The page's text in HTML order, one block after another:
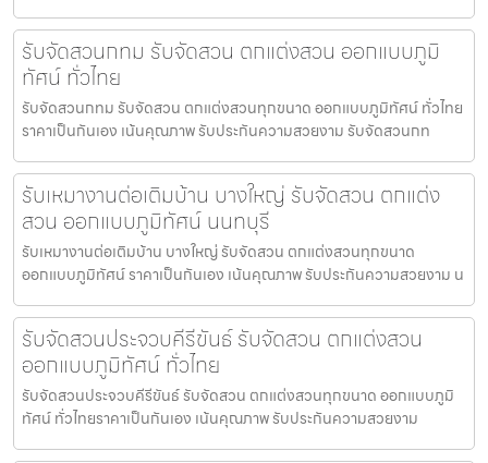
รับจัดสวนกทม รับจัดสวน ตกแต่งสวน ออกแบบภูมิ
ทัศน์ ทั่วไทย
รับจัดสวนกทม รับจัดสวน ตกแต่งสวนทุกขนาด ออกแบบภูมิทัศน์ ทั่วไทย
ราคาเป็นกันเอง เน้นคุณภาพ รับประกันความสวยงาม รับจัดสวนกท
รับเหมางานต่อเติมบ้าน บางใหญ่ รับจัดสวน ตกแต่ง
สวน ออกแบบภูมิทัศน์ นนทบุรี
รับเหมางานต่อเติมบ้าน บางใหญ่ รับจัดสวน ตกแต่งสวนทุกขนาด
ออกแบบภูมิทัศน์ ราคาเป็นกันเอง เน้นคุณภาพ รับประกันความสวยงาม น
รับจัดสวนประจวบคีรีขันธ์ รับจัดสวน ตกแต่งสวน
ออกแบบภูมิทัศน์ ทั่วไทย
รับจัดสวนประจวบคีรีขันธ์ รับจัดสวน ตกแต่งสวนทุกขนาด ออกแบบภูมิ
ทัศน์ ทั่วไทยราคาเป็นกันเอง เน้นคุณภาพ รับประกันความสวยงาม